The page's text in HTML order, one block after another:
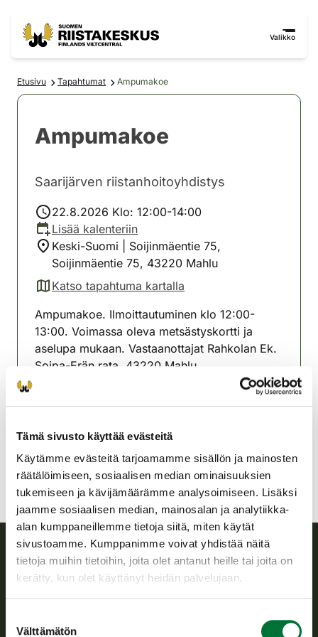
Tämä sivusto käyttää evästeitä
Käytämme evästeitä tarjoamamme sisällön ja mainosten
räätälöimiseen, sosiaalisen median ominaisuuksien
tukemiseen ja kävijämäärämme analysoimiseen. Lisäksi
jaamme sosiaalisen median, mainosalan ja analytiikka-
alan kumppaneillemme tietoja siitä, miten käytät
sivustoamme. Kumppanimme voivat yhdistää näitä
tietoja muihin tietoihin, joita olet antanut heille tai joita on
kerätty, kun olet käyttänyt heidän palvelujaan.
valinta
Välttämätön
Valikko
Etusivu Tapahtumat Ampumakoe
Ampumakoe
Saarijärven riistanhoitoyhdistys
22.8.2026 Klo: 12:00-14:00
Lisää kalenteriin
Keski-Suomi | Soijinmäentie 75,
Soijinmäentie 75, 43220 Mahlu
Katso tapahtuma kartalla
(avautuu uuteen välilehteen)
Ampumakoe. Ilmoittautuminen klo 12:00-
13:00. Voimassa oleva metsästyskortti ja
aselupa mukaan. Vastaanottajat Rahkolan Ek.
Soipa-Erän rata. 43220 Mahlu
040-7315447
Suomen riistakeskus
riistanhoitoyhdistysten toimintaa ja huolehtii riistapolitiikan